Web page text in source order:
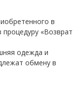
в
«Возврат
одежда и
обмену в